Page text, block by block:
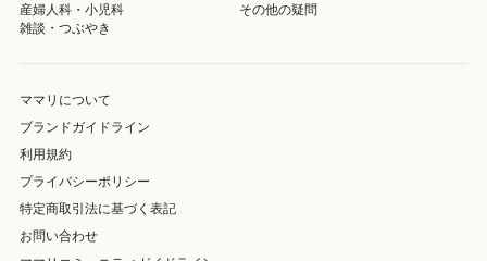
産婦人科・小児科
その他の疑問
雑談・つぶやき
ママリについて
ブランドガイドライン
利用規約
プライバシーポリシー
特定商取引法に基づく表記
お問い合わせ